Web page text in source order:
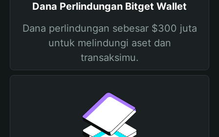
Dana Perlindungan Bitget Wallet
Dana perlindungan sebesar $300 juta
untuk melindungi aset dan
transaksimu.